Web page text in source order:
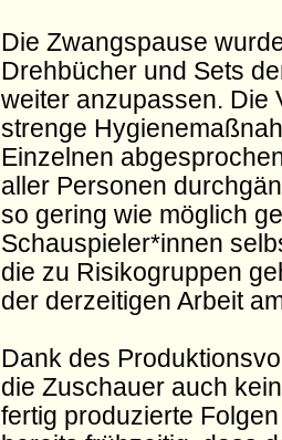
Die Zwangspause
Drehbücher und Sets
weiter anzupassen. Die
strenge
Einzelnen
aller Personen
so gering wie möglich
Schauspieler*innen
die zu Risikogruppen
der derzeitigen Arbeit
Dank des
die Zuschauer auch
fertig produzierte